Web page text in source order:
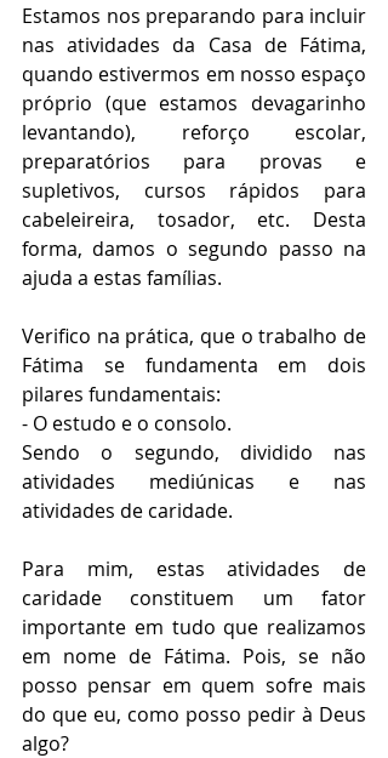
Estamos nos preparando para incluir
nas atividades da Casa de Fátima,
quando estivermos em nosso espaço
próprio (que estamos devagarinho
levantando), reforço escolar,
preparatórios para provas e
supletivos, cursos rápidos para
cabeleireira, tosador, etc. Desta
forma, damos o segundo passo na
ajuda a estas famílias.
Verifico na prática, que o trabalho de
Fátima se fundamenta em dois
pilares fundamentais:
- O estudo e o consolo.
Sendo o segundo, dividido nas
atividades mediúnicas e nas
atividades de caridade.
Para mim, estas atividades de
caridade constituem um fator
importante em tudo que realizamos
em nome de Fátima. Pois, se não
posso pensar em quem sofre mais
do que eu, como posso pedir à Deus
algo?